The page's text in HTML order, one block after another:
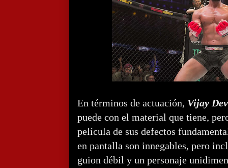
En términos de actuación, Vijay
puede con el material que tiene,
película de sus defectos
en pantalla son innegables, pero
guion débil y un personaje